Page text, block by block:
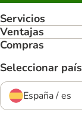
Servicios
Ventajas
Compras
Seleccionar país
España / es